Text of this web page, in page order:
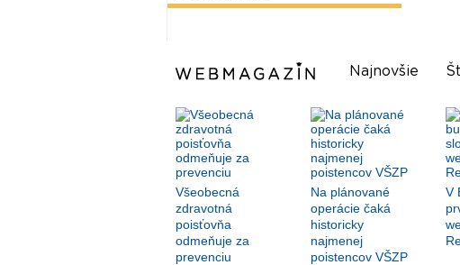
Najnovšie
Všeobecná
zdravotná
poisťovňa
odmeňuje za
prevenciu
Na plánované
operácie čaká
historicky
najmenej
poistencov VŠZP
V